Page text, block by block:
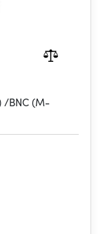
/BNC (M-